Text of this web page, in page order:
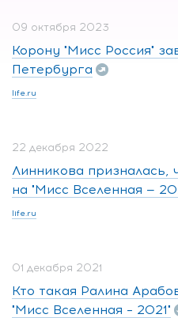
09 октября 2023
Корону "Мисс Россия"
Петербурга
life.ru
22 декабря 2022
Линникова призналась,
на "Мисс Вселенная —
life.ru
01 декабря 2021
Кто такая Ралина
"Мисс Вселенная – 2021"